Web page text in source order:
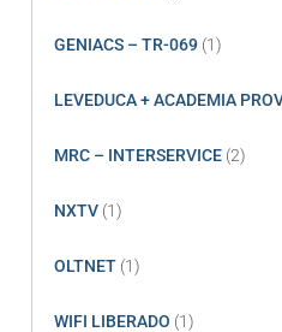
GENIACS – TR-069 (1)
LEVEDUCA + ACADEMIA
MRC – INTERSERVICE (2)
NXTV (1)
OLTNET (1)
WIFI LIBERADO (1)